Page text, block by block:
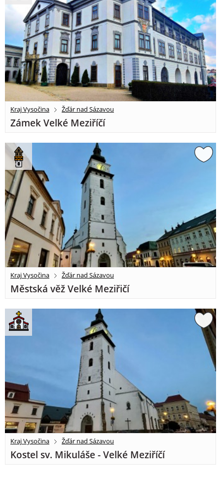
Kraj Vysočina Žďár nad Sázavou
Zámek Velké Meziříčí
Kraj Vysočina Žďár nad Sázavou
Městská věž Velké Meziřičí
Kraj Vysočina Žďár nad Sázavou
Kostel sv. Mikuláše - Velké Meziříčí